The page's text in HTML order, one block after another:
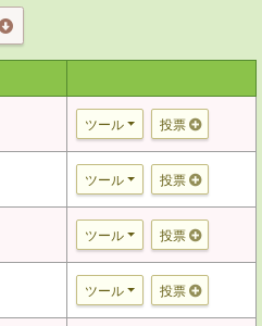
ツール 投票
ツール 投票
ツール 投票
ツール 投票